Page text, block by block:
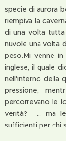
specie di aurora
riempiva la
di una volta tutta
nuvole una volta
peso.Mi venne
inglese, il quale
nell'interno della
pressione,
percorrevano le
verità? ... ma le
sufficienti per chi